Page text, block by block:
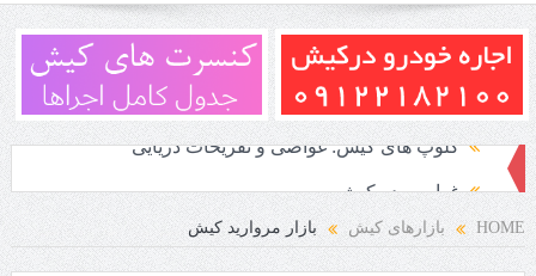
پلاژ بانوان کیش
کنسرت های کیش 1405
HOME بازارهای کیش بازار مروارید کیش